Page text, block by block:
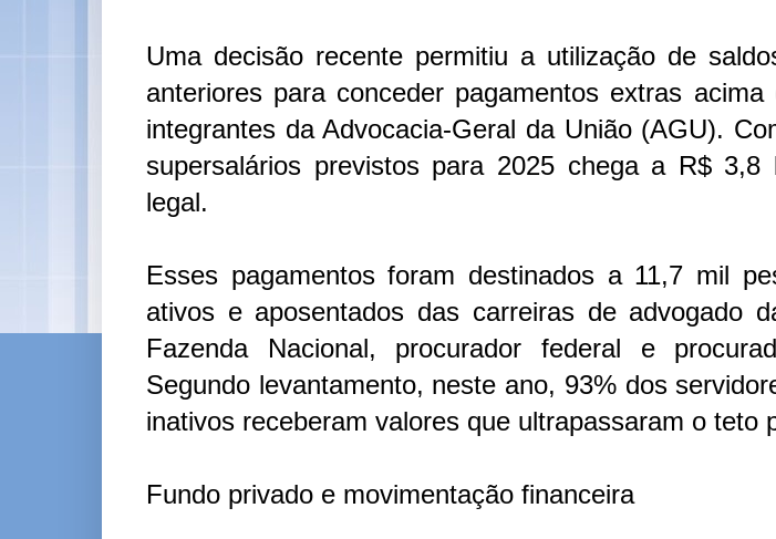
Uma decisão recente permitiu a utilização de
anteriores para conceder pagamentos extras
integrantes da Advocacia-Geral da União (AGU).
supersalários previstos para 2025 chega a R$ 3,8
legal.
Esses pagamentos foram destinados a 11,7 mil
ativos e aposentados das carreiras de advogado
Fazenda Nacional, procurador federal e
Segundo levantamento, neste ano, 93% dos
inativos receberam valores que ultrapassaram o teto
Fundo privado e movimentação financeira